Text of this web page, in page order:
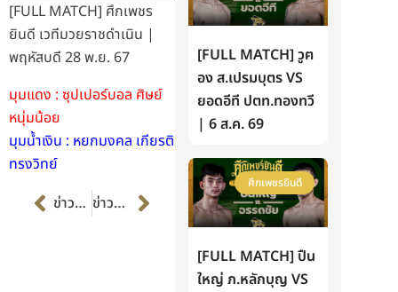
[FULL MATCH] ศึกเพชร
ยินดี เวทีมวยราชดำเนิน |
พฤหัสบดี 28 พ.ย. 67
มุมแดง : ซุปเปอร์บอล ศิษย์
หนุ่มน้อย
มุมน้ำเงิน : หยกมงคล เกียรติ
ทรงวิทย์
Prevข่าวก่อนหน้า ข่าวต่อไป Next
[FULL MATCH] วูฅ
อง ส.เปรมบุตร VS
ยอดอีที ปตท.ทองทวี
| 6 ส.ค. 69
ศึกเพชรยินดี
[FULL MATCH] ปืน
ใหญ่ ภ.หลักบุญ VS